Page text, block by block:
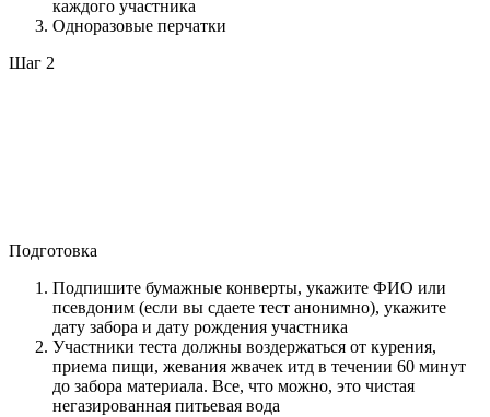
каждого участника
Одноразовые перчатки
Шаг 2
Подготовка
Подпишите бумажные конверты, укажите ФИО или
псевдоним (если вы сдаете тест анонимно), укажите
дату забора и дату рождения участника
Участники теста должны воздержаться от курения,
приема пищи, жевания жвачек итд в течении 60 минут
до забора материала. Все, что можно, это чистая
негазированная питьевая вода